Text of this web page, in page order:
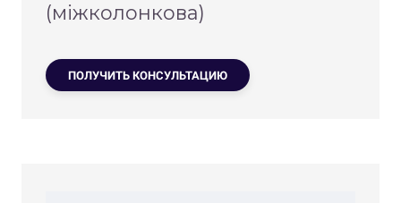
(міжколонкова)
ПОЛУЧИТЬ КОНСУЛЬТАЦИЮ